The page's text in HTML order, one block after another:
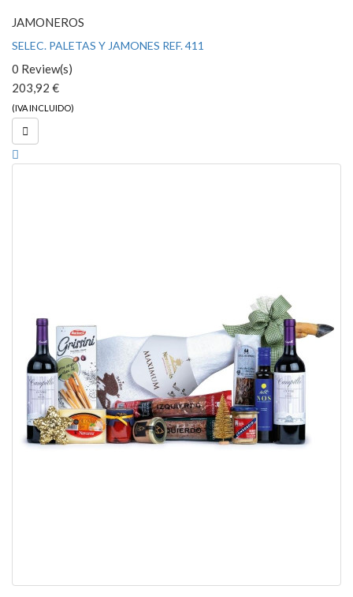
JAMONEROS
SELEC. PALETAS Y JAMONES REF. 411
0 Review(s)
203,92 €
(IVA INCLUIDO)
